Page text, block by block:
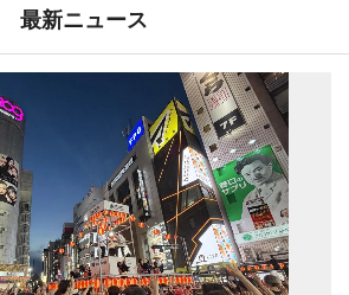
最新ニュース